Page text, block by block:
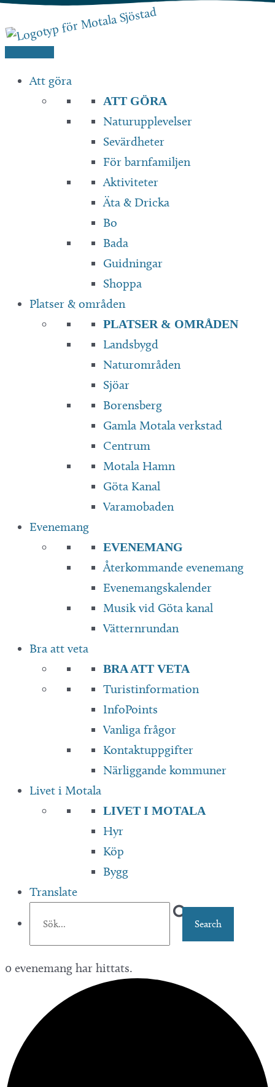
till
innehåll
Att göra
ATT GÖRA
Naturupplevelser
Sevärdheter
För barnfamiljen
Aktiviteter
Äta & Dricka
Bo
Bada
Guidningar
Shoppa
Platser & områden
PLATSER & OMRÅDEN
Landsbygd
Naturområden
Sjöar
Borensberg
Gamla Motala verkstad
Centrum
Motala Hamn
Göta Kanal
Varamobaden
Evenemang
EVENEMANG
Återkommande evenemang
Evenemangskalender
Musik vid Göta kanal
Vätternrundan
Bra att veta
BRA ATT VETA
Turistinformation
InfoPoints
Vanliga frågor
Kontaktuppgifter
Närliggande kommuner
Livet i Motala
LIVET I MOTALA
Hyr
Köp
Bygg
Translate
0 evenemang har hittats.